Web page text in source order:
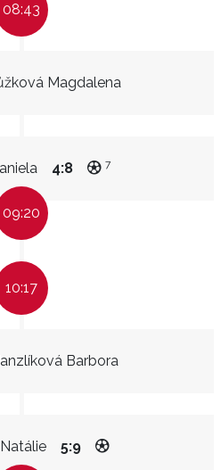
08:43
Magdalena
4:8 7
09:20
10:17
Barbora
5:9